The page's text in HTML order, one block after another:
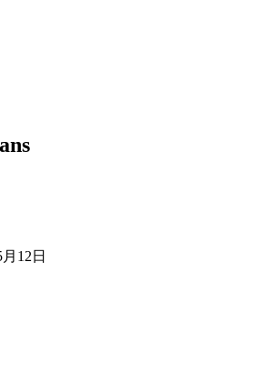
12日